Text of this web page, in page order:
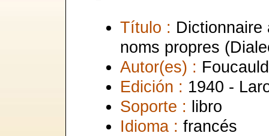
Título : Dictionnaire
noms propres
Autor(es) :
Edición : 1940 -
Soporte : libro
Idioma : francés